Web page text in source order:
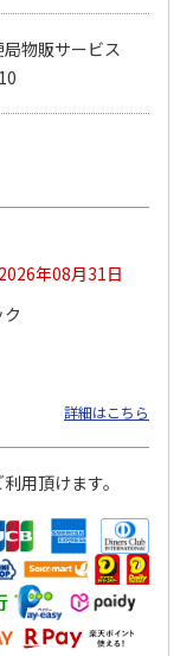
通切手・千鳥（1シ
11,000円
物販サービス
年08月31日
詳細はこちら
用頂けます。